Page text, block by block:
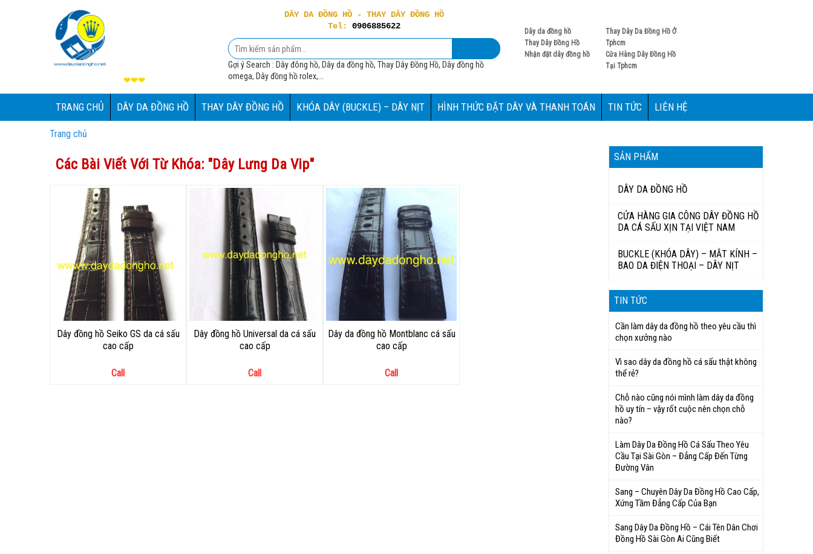
❤❤❤
DÂY DA ĐỒNG HỒ - THAY DÂY ĐỒNG HỒ
Tel: 0906885622
Gợi ý Search : Dây đông hồ, Dây da đồng hồ, Thay Dây Đồng Hồ, Dây đồng hồ
omega, Dây đồng hồ rolex,...
Dây da đồng hồ
Thay Dây Đồng Hồ
Nhận đặt dây đồng hồ
Thay Dây Da Đồng Hồ Ở
Tphcm
Cửa Hàng Dây Đồng Hồ
Tại Tphcm
TRANG CHỦ DÂY DA ĐỒNG HỒ THAY DÂY ĐỒNG HỒ KHÓA DÂY (BUCKLE) – DÂY NỊT HÌNH THỨC ĐẶT DÂY VÀ THANH TOÁN TIN TỨC LIÊN HỆ
Trang chủ
Các Bài Viết Với Từ Khóa: "Dây Lưng Da Vip"
Dây đồng hồ Seiko GS da cá sấu
cao cấp
Call
Dây đồng hồ Universal da cá sấu
cao cấp
Call
Dây da đồng hồ Montblanc cá sấu
cao cấp
Call
SẢN PHẨM
DÂY DA ĐỒNG HỒ
CỬA HÀNG GIA CÔNG DÂY ĐỒNG HỒ
DA CÁ SẤU XỊN TẠI VIỆT NAM
BUCKLE (KHÓA DÂY) – MẮT KÍNH –
BAO DA ĐIỆN THOẠI – DÂY NỊT
TIN TỨC
Cần làm dây da đồng hồ theo yêu cầu thì
chọn xưởng nào
Vì sao dây da đồng hồ cá sấu thật không
thể rẻ?
Chỗ nào cũng nói mình làm dây da đồng
hồ uy tín – vậy rốt cuộc nên chọn chỗ
nào?
Làm Dây Da Đồng Hồ Cá Sấu Theo Yêu
Cầu Tại Sài Gòn – Đẳng Cấp Đến Từng
Đường Vân
Sang – Chuyên Dây Da Đồng Hồ Cao Cấp,
Xứng Tầm Đẳng Cấp Của Bạn
Sang Dây Da Đồng Hồ – Cái Tên Dân Chơi
Đồng Hồ Sài Gòn Ai Cũng Biết